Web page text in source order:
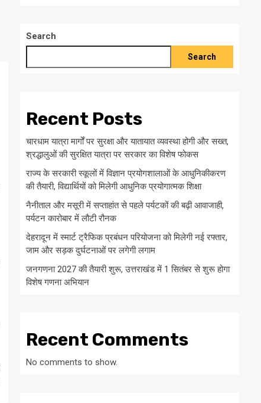
Search
Search
Recent Posts
चारधाम यात्रा मार्गों पर सुरक्षा और यातायात व्यवस्था होगी और सख्त,
श्रद्धालुओं की सुरक्षित यात्रा पर सरकार का विशेष फोकस
राज्य के सरकारी स्कूलों में विज्ञान प्रयोगशालाओं के आधुनिकीकरण
की तैयारी, विद्यार्थियों को मिलेगी आधुनिक प्रयोगात्मक शिक्षा
नैनीताल और मसूरी में सप्ताहांत से पहले पर्यटकों की बढ़ी आवाजाही,
पर्यटन कारोबार में लौटी रौनक
देहरादून में स्मार्ट ट्रैफिक प्रबंधन परियोजना को मिलेगी नई रफ्तार,
जाम और सड़क दुर्घटनाओं पर लगेगी लगाम
जनगणना 2027 की तैयारी शुरू, उत्तराखंड में 1 सितंबर से शुरू होगा
विशेष गणना अभियान
Recent Comments
No comments to show.